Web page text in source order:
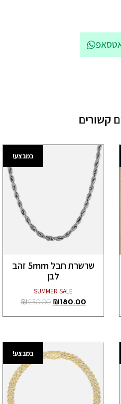
קשורים
במבצע!
שרשרת חבל 5mm זהב
לבן
SUMMER SALE
₪180.00
₪230.00
במבצע!